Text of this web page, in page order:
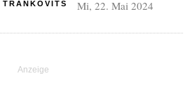
Mi, 22. Mai 2024